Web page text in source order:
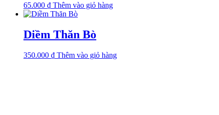
65.000 ₫ Thêm vào giỏ hàng
Diềm Thăn Bò
350.000 ₫ Thêm vào giỏ hàng